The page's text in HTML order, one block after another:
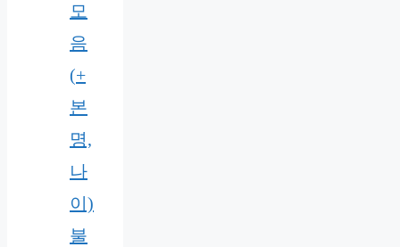
모
음
(+
본
명,
나
이)
불